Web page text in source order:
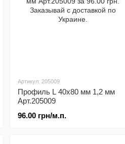
Артикул: 205009
Профиль L 40х80 мм 1,2 мм
Арт.205009
96.00 грн/м.п.